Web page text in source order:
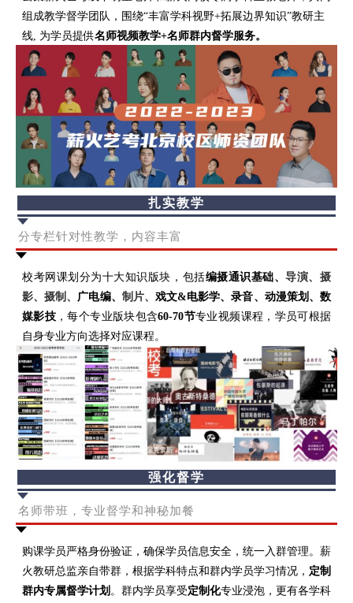
组成教学督学团队，围绕“丰富学科视野+拓展边界知识”教研主
线, 为学员提供名师视频教学+名师群内督学服务。
扎实教学
分专栏针对性教学，内容丰富
校考网课划分为十大知识版块，包括编摄通识基础、导演、摄
影、摄制、 广电编、 制片、 戏文&电影学、录音、动漫策划、数
媒影技 ，每个专业版块包含60-70节专业视频课程，学员可根据
自身专业方向选择对应课程。
强化督学
名师带班，专业督学和神秘加餐
购课学员严格身份验证，确保学员信息安全，统一入群管理。薪
火教研总监亲自带群，根据学科特点和群内学员学习情况， 定制
群内专属督学计划 。群内学员享受定制化专业浸泡，更有各学科